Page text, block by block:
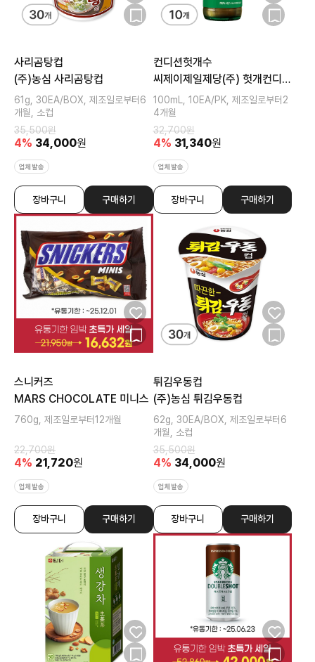
사리곰탕컵
(주)농심 사리곰탕컵
61g, 30EA/BOX, 제조일로부터6
개월, 소컵
35,500원
4% 34,000원
업체발송
장바구니 구매하기
컨디션헛개수
씨제이제일제당(주) 헛개컨디션
파워
100mL, 10EA/PK, 제조일로부터2
4개월
32,700원
4% 31,340원
업체발송
장바구니 구매하기
스니커즈
MARS CHOCOLATE 미니스
760g, 제조일로부터12개월
22,700원
4% 21,720원
업체발송
장바구니 구매하기
튀김우동컵
(주)농심 튀김우동컵
62g, 30EA/BOX, 제조일로부터6
개월, 소컵
35,500원
4% 34,000원
업체발송
장바구니 구매하기